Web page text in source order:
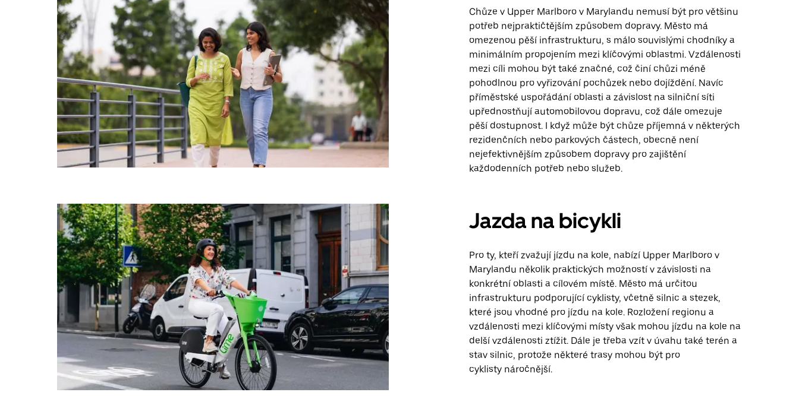
Chůze v Upper Marlboro v Marylandu nemusí být pro většinu
potřeb nejpraktičtějším způsobem dopravy. Město má
omezenou pěší infrastrukturu, s málo souvislými chodníky a
minimálním propojením mezi klíčovými oblastmi. Vzdálenosti
mezi cíli mohou být také značné, což činí chůzi méně
pohodlnou pro vyřizování pochůzek nebo dojíždění. Navíc
příměstské uspořádání oblasti a závislost na silniční síti
upřednostňují automobilovou dopravu, což dále omezuje
pěší dostupnost. I když může být chůze příjemná v některých
rezidenčních nebo parkových částech, obecně není
nejefektivnějším způsobem dopravy pro zajištění
každodenních potřeb nebo služeb.
Jazda na bicykli
Pro ty, kteří zvažují jízdu na kole, nabízí Upper Marlboro v
Marylandu několik praktických možností v závislosti na
konkrétní oblasti a cílovém místě. Město má určitou
infrastrukturu podporující cyklisty, včetně silnic a stezek,
které jsou vhodné pro jízdu na kole. Rozložení regionu a
vzdálenosti mezi klíčovými místy však mohou jízdu na kole na
delší vzdálenosti ztížit. Dále je třeba vzít v úvahu také terén a
stav silnic, protože některé trasy mohou být pro
cyklisty náročnější.